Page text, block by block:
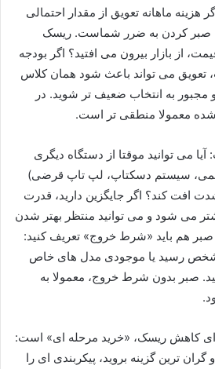
ماهانه تعویق از مقدار احتمالی
صبر کردن به ضرر شماست. ریسک
از بازار بیرون می افتید؟ اگر بودجه
می تواند باعث شود همان کلاس
مجبور به انتخاب ضعیف تر شوید. در
معمولا منطقی تر است.
می توانید موقتا از دستگاه دیگری
سیستم دسکتاپ، لپ تاپ قرضی)
افت کند؟ اگر جایگزین دارید، قدرت
می شود و می توانید منتظر بهتر شدن
صبر هم باید «شرط خروج» تعریف کنید:
رسید یا موجودی مدل های خاص
صبر بدون شرط خروج، معمولا به
کاهش ریسک، «خرید مرحله ای» است:
گران ترین گزینه بروید، پیکربندی ای را